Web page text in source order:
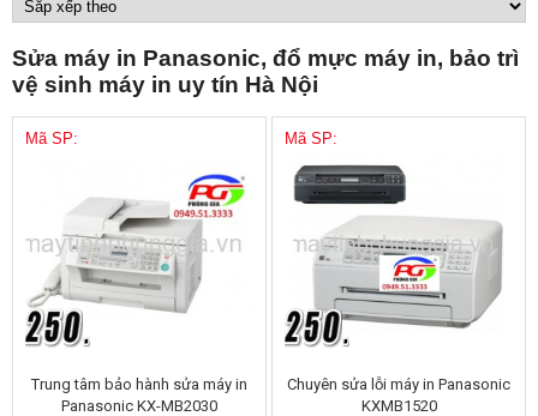
Sửa máy in Panasonic, đổ mực máy in, bảo trì
vệ sinh máy in uy tín Hà Nội
Mã SP:
Trung tâm bảo hành sửa máy in
Panasonic KX-MB2030
Mã SP:
Chuyên sửa lỗi máy in Panasonic
KXMB1520